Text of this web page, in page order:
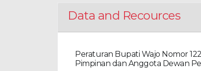
Data and Recources
Peraturan Bupati Wajo Nomor
Pimpinan dan Anggota Dewan